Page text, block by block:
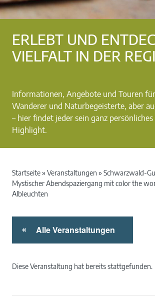
ERLEBT UND
VIELFALT IN DER
Informationen, Angebote und Touren
Wanderer und Naturbegeisterte, aber
– hier findet jeder sein ganz
Highlight.
Startseite» Veranstaltungen » Schwarzwald-
Mystischer Abendspaziergang mit color the
Albleuchten
« Alle Veranstaltungen
Diese Veranstaltung hat bereits stattgefunden.